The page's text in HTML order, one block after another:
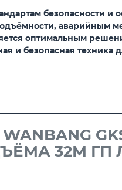
безопасности
аварийным
оптимальным
и безопасная техника
32М ГП